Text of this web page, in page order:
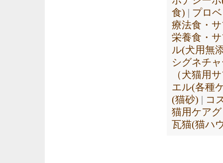
食) | プロ
療法食・
栄養食・
ル(犬用無
シグネチ
（犬猫用
エル(各種
(猫砂) | コ
猫用ケア
瓦猫(猫ハ